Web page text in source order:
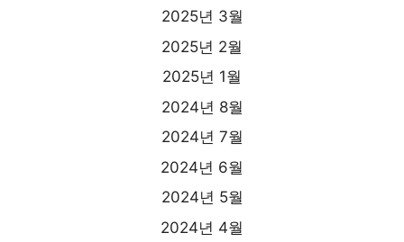
2025년 3월
2025년 2월
2025년 1월
2024년 8월
2024년 7월
2024년 6월
2024년 5월
2024년 4월